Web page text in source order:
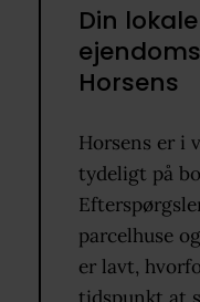
Din
Horsens
Horsens er i
tydeligt på
parcelhuse
er lavt,